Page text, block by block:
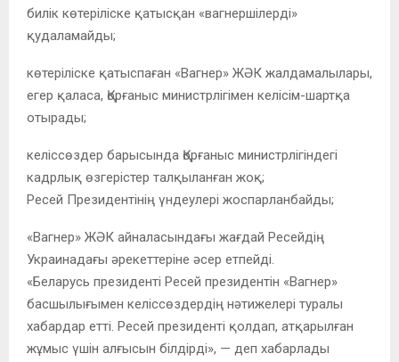
билік көтеріліске қатысқан «вагнершілерді»
қудаламайды;
көтеріліске қатыспаған «Вагнер» ЖӘК жалдамалылары,
егер қаласа, Қорғаныс министрлігімен келісім-шартқа
отырады;
келіссөздер барысында Қорғаныс министрлігіндегі
кадрлық өзгерістер талқыланған жоқ;
Ресей Президентінің үндеулері жоспарланбайды;
«Вагнер» ЖӘК айналасындағы жағдай Ресейдің
Украинадағы әрекеттеріне әсер етпейді.
«Беларусь президенті Ресей президентін «Вагнер»
басшылығымен келіссөздердің нәтижелері туралы
хабардар етті. Ресей президенті қолдап, атқарылған
жұмыс үшін алғысын білдірді», — деп хабарлады